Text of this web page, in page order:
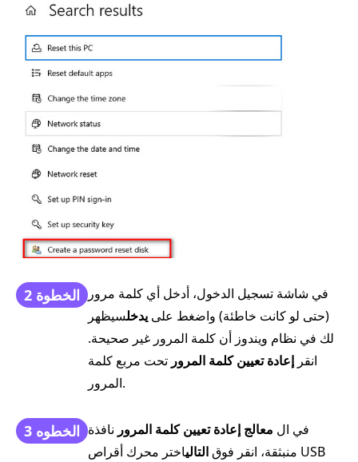
الخطوة 2
في شاشة تسجيل الدخول، أدخل أي كلمة مرور
(حتى لو كانت خاطئة) واضغط على يدخلسيظهر
لك في نظام ويندوز أن كلمة المرور غير صحيحة.
انقر إعادة تعيين كلمة المرور تحت مربع كلمة
المرور.
الخطوه 3 في ال معالج إعادة تعيين كلمة المرور نافذة
منبثقة، انقر فوقالتالياختر محرك أقراص USB